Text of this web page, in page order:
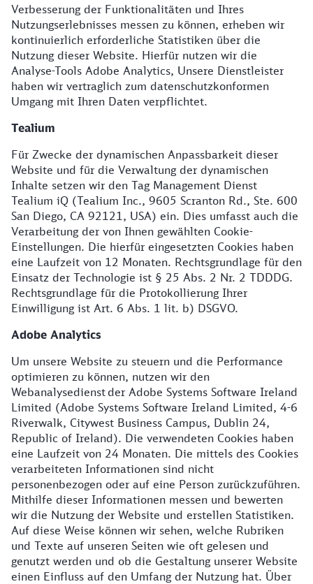
Verbesserung der Funktionalitäten und Ihres
Nutzungserlebnisses messen zu können, erheben wir
kontinuierlich erforderliche Statistiken über die
Nutzung dieser Website. Hierfür nutzen wir die
Analyse-Tools Adobe Analytics, Unsere Dienstleister
haben wir vertraglich zum datenschutzkonformen
Umgang mit Ihren Daten verpflichtet.
Tealium
Für Zwecke der dynamischen Anpassbarkeit dieser
Website und für die Verwaltung der dynamischen
Inhalte setzen wir den Tag Management Dienst
Tealium iQ (Tealium Inc., 9605 Scranton Rd., Ste. 600
San Diego, CA 92121, USA) ein. Dies umfasst auch die
Verarbeitung der von Ihnen gewählten Cookie-
Einstellungen. Die hierfür eingesetzten Cookies haben
eine Laufzeit von 12 Monaten. Rechtsgrundlage für den
Einsatz der Technologie ist § 25 Abs. 2 Nr. 2 TDDDG.
Rechtsgrundlage für die Protokollierung Ihrer
Einwilligung ist Art. 6 Abs. 1 lit. b) DSGVO.
Adobe Analytics
Um unsere Website zu steuern und die Performance
optimieren zu können, nutzen wir den
Webanalysedienst der Adobe Systems Software Ireland
Limited (Adobe Systems Software Ireland Limited, 4-6
Riverwalk, Citywest Business Campus, Dublin 24,
Republic of Ireland). Die verwendeten Cookies haben
eine Laufzeit von 24 Monaten. Die mittels des Cookies
verarbeiteten Informationen sind nicht
personenbezogen oder auf eine Person zurückzuführen.
Mithilfe dieser Informationen messen und bewerten
wir die Nutzung der Website und erstellen Statistiken.
Auf diese Weise können wir sehen, welche Rubriken
und Texte auf unseren Seiten wie oft gelesen und
genutzt werden und ob die Gestaltung unserer Website
einen Einfluss auf den Umfang der Nutzung hat. Über